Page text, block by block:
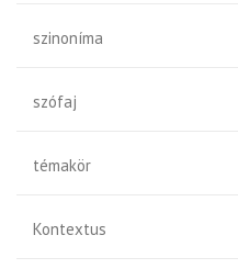
szinoníma
szófaj
témakör
Kontextus